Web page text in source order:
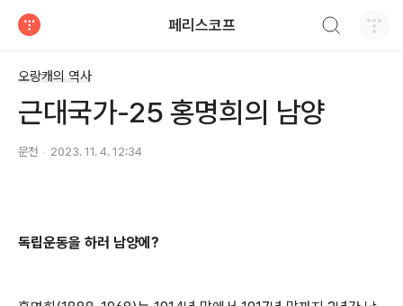
페리스코프
오랑캐의 역사
근대국가-25 홍명희의 남양
문천 2023. 11. 4. 12:34
독립운동을 하러 남양에 ?